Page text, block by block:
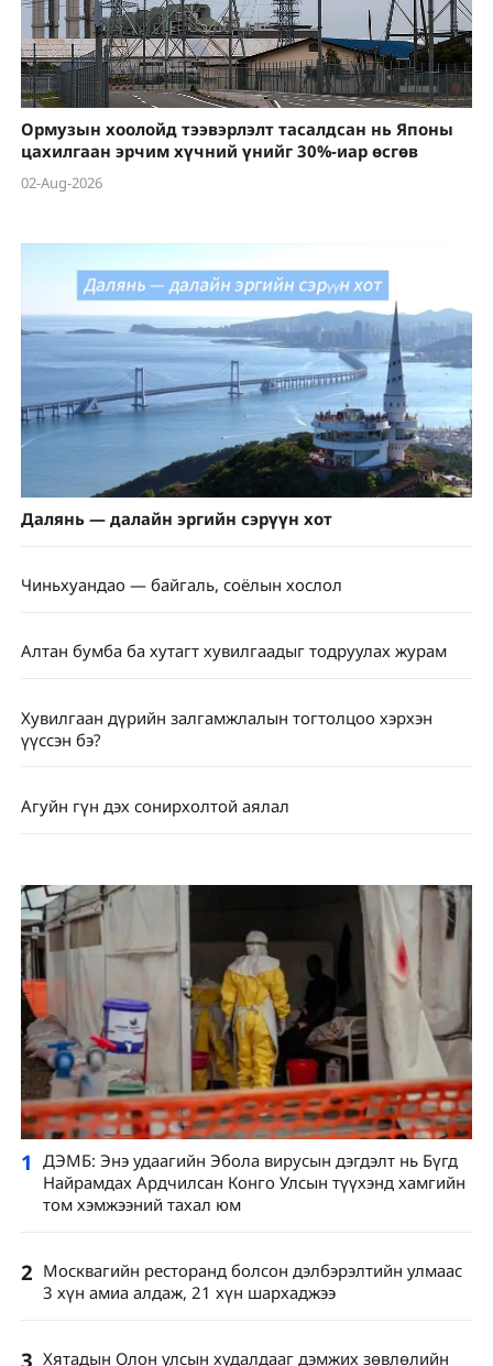
Ормузын хоолойд тээвэрлэлт тасалдсан нь Японы
цахилгаан эрчим хүчний үнийг 30%-иар өсгөв
02-Aug-2026
Далянь — далайн эргийн сэрүүн хот
Чиньхуандао — байгаль, соёлын хослол
Алтан бумба ба хутагт хувилгаадыг тодруулах журам
Хувилгаан дүрийн залгамжлалын тогтолцоо хэрхэн
үүссэн бэ?
Агуйн гүн дэх сонирхолтой аялал
1 ДЭМБ: Энэ удаагийн Эбола вирусын дэгдэлт нь Бүгд
Найрамдах Ардчилсан Конго Улсын түүхэнд хамгийн
том хэмжээний тахал юм
2 Москвагийн ресторанд болсон дэлбэрэлтийн улмаас
3 хүн амиа алдаж, 21 хүн шархаджээ
3 Хятадын Олон улсын худалдааг дэмжих зөвлөлийн